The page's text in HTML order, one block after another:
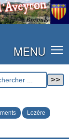
MENU
Lozère